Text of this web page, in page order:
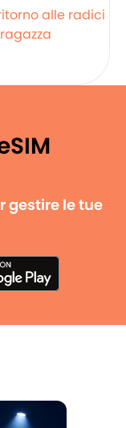
alle radici
gestire le tue